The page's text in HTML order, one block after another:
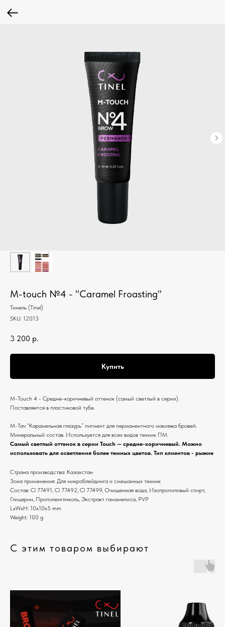
M-touch №4 - "Caramel Froasting"
Тинель (Tinel)
SKU: 12013
3 200 р.
Купить
M-Touch 4 - Средне-коричневый оттенок (самый светлый в серии).
Поставляется в пластиковой тубе.
М-Тач “Карамельная глазурь” пигмент для перманентного макияжа бровей.
Минеральный состав. Используется для всех видов техник ПМ.
Самый светлый оттенок в серии Touch — средне-коричневый. Можно
использовать для осветления более темных цветов. Тип клиентов - рыжие
Страна производства: Казахстан
Зона применения: Для микроблейдинга и смешанных техник
Состав: Cl 77491, Cl 77492, Cl 77499, Очищенная вода, Изопропиловый спирт,
Глицерин, Пропиленгликоль, Экстракт гамамелиса, PVP
LxWxH: 10x10x5 mm
Weight: 100 g
С этим товаром выбирают